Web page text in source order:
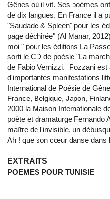
Gênes où il vit. Ses poèmes
de dix langues. En France il a
"Saudade & Spleen" pour les
page déchirée" (Al Manar,
moi " pour les éditions La
sorti le CD de poésie "La
de Fabio Vernizzi. Pozzani est
d'importantes manifestations
International de Poésie de
France, Belgique, Japon,
2000 la Maison Internationale
poète et dramaturge Fernando
maître de l'invisible, un
Ah ! que son cœur danse
EXTRAITS
POEMES POUR TUNISIE